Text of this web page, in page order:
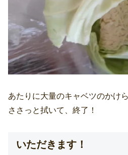
あたりに大量のキャベツのかけ
ささっと拭いて、終了！
いただきます！